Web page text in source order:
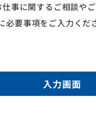
仕事に関する ご相談や
必要事項をご入力くだ
入力画面